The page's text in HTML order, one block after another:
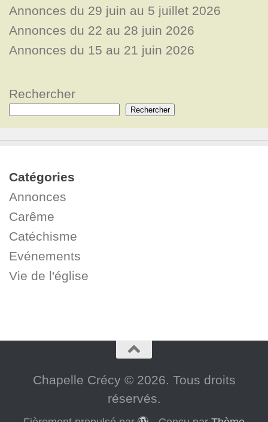
Annonces du 29 juin au 5 juillet 2026
Annonces du 22 au 28 juin 2026
Annonces du 15 au 21 juin 2026
Rechercher
Rechercher
Catégories
Annonces
Carême
Catéchisme
Evénements
Vie de l'église
Chapelle Crécy © 2026. Tous droits
réservés.